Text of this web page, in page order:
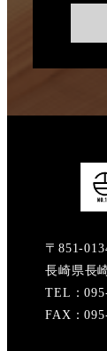
〒851-
長崎県長
TEL：
FAX：